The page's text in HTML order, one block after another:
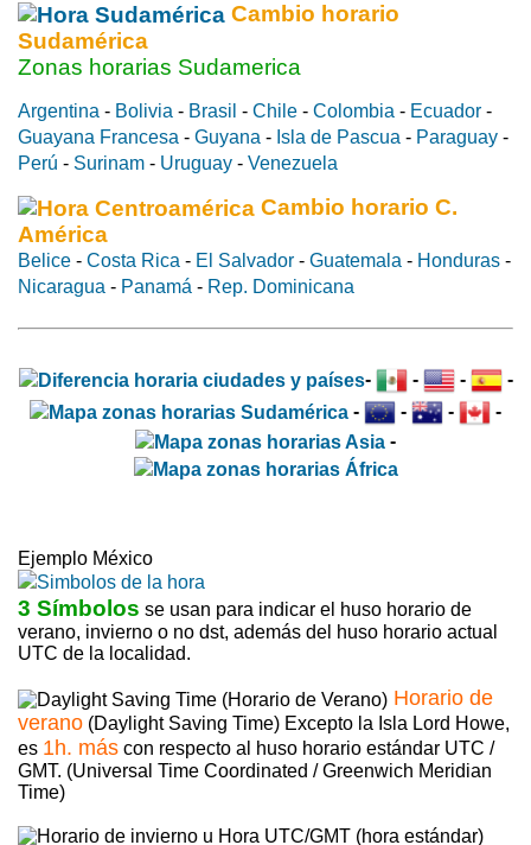
Cambio horario
Sudamérica
Zonas horarias Sudamerica
Argentina - Bolivia - Brasil - Chile - Colombia - Ecuador -
Guayana Francesa - Guyana - Isla de Pascua - Paraguay -
Perú - Surinam - Uruguay - Venezuela
Cambio horario C.
América
Belice - Costa Rica - El Salvador - Guatemala - Honduras -
Nicaragua - Panamá - Rep. Dominicana
- - -
-
-
- -
-
-
Ejemplo México
3 Símbolos se usan para indicar el huso horario de
verano, invierno o no dst, además del huso horario actual
UTC de la localidad.
Horario de
verano (Daylight Saving Time) Excepto la Isla Lord Howe,
es 1h. más con respecto al huso horario estándar UTC /
GMT. (Universal Time Coordinated / Greenwich Meridian
Time)